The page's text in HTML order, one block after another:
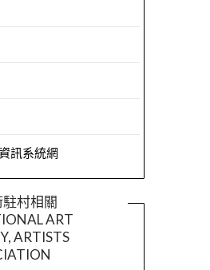
訊系統網
村相關
ART
ARTISTS